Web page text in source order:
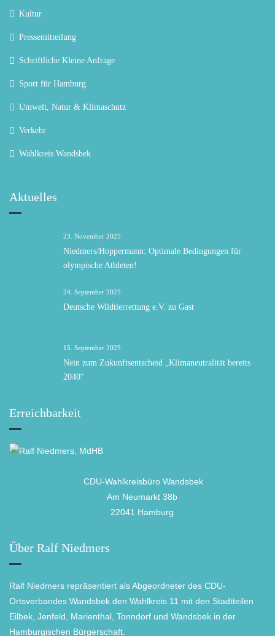
Kultur
Pressemitteilung
Schriftliche Kleine Anfrage
Sport für Hamburg
Umwelt, Natur & Klimaschutz
Verkehr
Wahlkreis Wandsbek
Aktuelles
23. November 2025
Niedmers/Hoppermann: Optimale Bedingungen für
olympische Athleten!
24. September 2025
Deutsche Wildtierrettung e.V. zu Gast
15. September 2025
Nein zum Zukunftsentscheid „Klimaneutralität bereits
2040“
Erreichbarkeit
CDU-Wahlkreisbüro Wandsbek
Am Neumarkt 38b
22041 Hamburg
Über Ralf Niedmers
Ralf Niedmers repräsentiert als Abgeordneter des CDU-
Ortsverbandes Wandsbek den Wahlkreis 11 mit den Stadtteilen
Eilbek, Jenfeld, Marienthal, Tonndorf und Wandsbek in der
Hamburgischen Bürgerschaft.